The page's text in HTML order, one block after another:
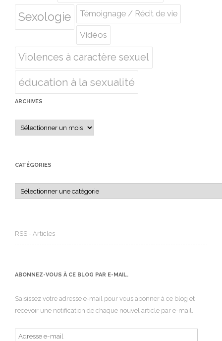
Sexologie Témoignage / Récit de vie
Vidéos
Violences à caractère sexuel
éducation à la sexualité
ARCHIVES
Archives
CATÉGORIES
Catégories
RSS - Articles
ABONNEZ-VOUS À CE BLOG PAR E-MAIL.
Saisissez votre adresse e-mail pour vous abonner à ce blog et
recevoir une notification de chaque nouvel article par e-mail.
Adresse